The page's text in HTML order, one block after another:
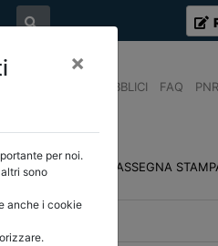
DOCUMENTI PUBBLICI FAQ
RASSEGNA
×
per noi.
sono
anche i cookie